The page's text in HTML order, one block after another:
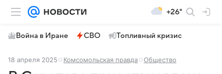
+26°
Война в Иране СВО Топливный кризис
18 апреля 2025 Комсомольская правда Общество